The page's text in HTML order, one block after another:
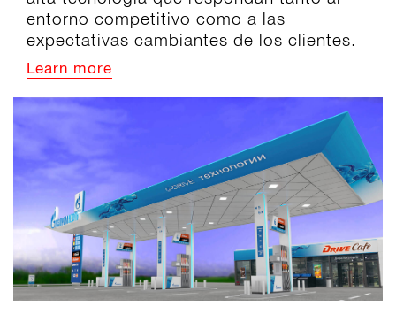
entorno competitivo como a las
expectativas cambiantes de los clientes.
Learn more